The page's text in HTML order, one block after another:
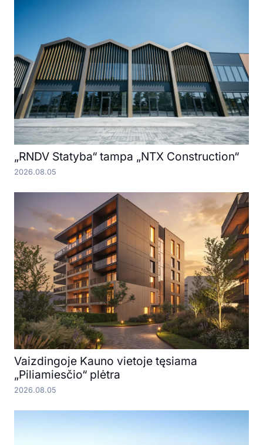
„RNDV Statyba“ tampa „NTX Construction“
2026.08.05
Vaizdingoje Kauno vietoje tęsiama
„Piliamiesčio“ plėtra
2026.08.05